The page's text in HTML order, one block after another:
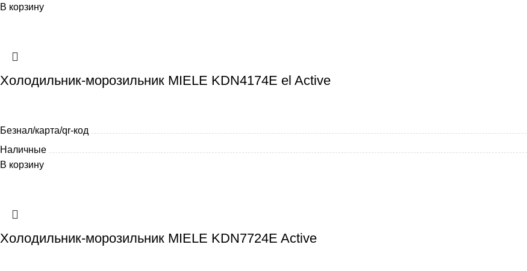
В корзину
Холодильник-морозильник MIELE KDN4174E el Active
Безнал/карта/qr-код
Наличные
В корзину
Холодильник-морозильник MIELE KDN7724E Active